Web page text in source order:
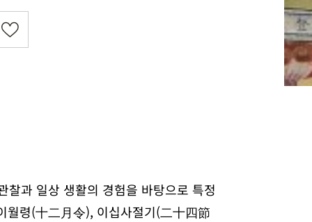
과 일상 생활의 경험을 바탕으로 특정
월령(十二月令), 이십사절기(二十四節